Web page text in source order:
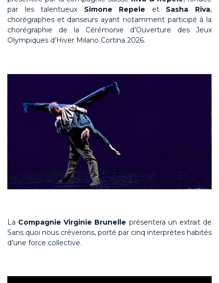
par les talentueux Simone Repele et Sasha Riva,
chorégraphes et danseurs ayant notamment participé à la
chorégraphie de la Cérémonie d’Ouverture des Jeux
Olympiques d’Hiver Milano Cortina 2026.
La Compagnie Virginie Brunelle présentera un extrait de
Sans quoi nous crèverons, porté par cinq interprètes habités
d’une force collective.